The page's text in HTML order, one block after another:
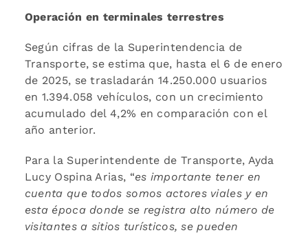
Operación en terminales terrestres
Según cifras de la Superintendencia de
Transporte, se estima que, hasta el 6 de enero
de 2025, se trasladarán 14.250.000 usuarios
en 1.394.058 vehículos, con un crecimiento
acumulado del 4,2% en comparación con el
año anterior.
Para la Superintendente de Transporte, Ayda
Lucy Ospina Arias, “es importante tener en
cuenta que todos somos actores viales y en
esta época donde se registra alto número de
visitantes a sitios turísticos, se pueden